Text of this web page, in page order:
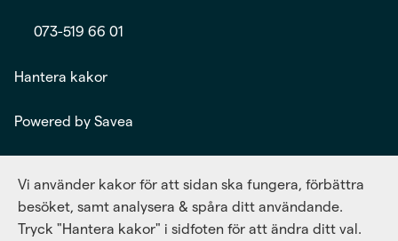
073-519 66 01
Hantera kakor
Powered by Savea
Vi använder kakor för att sidan ska fungera, förbättra
besöket, samt analysera & spåra ditt användande.
Tryck "Hantera kakor" i sidfoten för att ändra ditt val.